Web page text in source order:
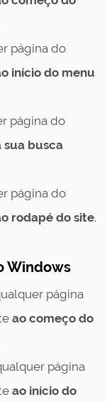
página do
início do menu
página do
sua busca
página do
rodapé do site.
Windows
página
ao começo do
página
ao início do